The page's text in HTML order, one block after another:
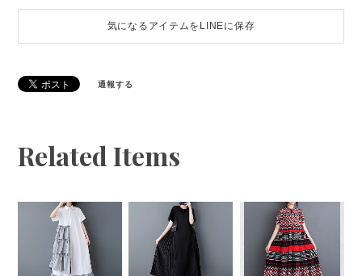
気になるアイテムをLINEに保存
通報する
Related Items